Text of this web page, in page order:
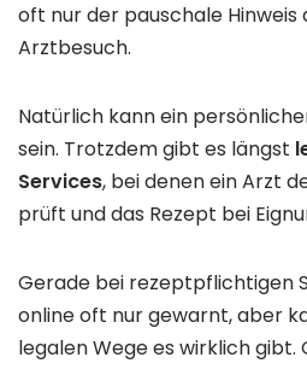
oft nur der pauschale
Arztbesuch.
Natürlich kann ein
sein. Trotzdem gibt es längst
Services, bei denen ein Arzt
prüft und das Rezept bei
Gerade bei rezeptpflichtigen
online oft nur gewarnt, aber
legalen Wege es wirklich gibt.